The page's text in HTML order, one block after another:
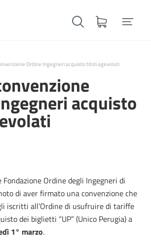
Ordine Ingegneri acquisto titoli agevolati
acquisto
Fondazione Ordine degli Ingegneri di
di aver firmato una convenzione che
iscritti all’Ordine di usufruire di tariffe
dei biglietti “UP” (Unico Perugia) a
1° marzo.